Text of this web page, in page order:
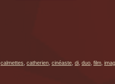
calmettes catherien cinéaste di duo film